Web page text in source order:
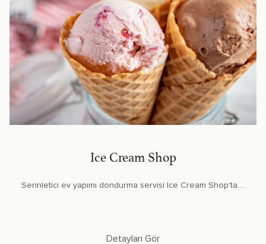
Ice Cream Shop
Serinletici ev yapımı dondurma servisi Ice Cream Shop'ta....
Detayları Gör